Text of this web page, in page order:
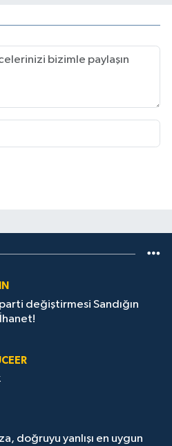
değiştirmesi Sandığın
doğruyu yanlışı en uygun